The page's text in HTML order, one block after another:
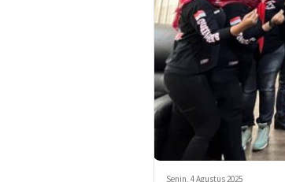
Senin, 4 Agustus 2025